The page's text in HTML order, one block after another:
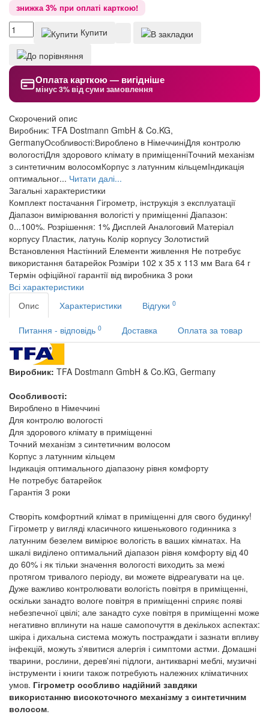
знижка 3% при оплаті карткою!
Купити
Оплата карткою — вигідніше
мінус 3% від суми замовлення
Скорочений опис
Виробник: TFA Dostmann GmbH & Co.KG,
GermanyОсобливості:Вироблено в НімеччиніДля контролю
вологостіДля здорового клімату в приміщенніТочний механізм
з синтетичним волосомКорпус з латунним кільцемІндикація
оптимальног... Читати далі...
Загальні характеристики
Комплект постачання Гігрометр, інструкція з експлуатації
Діапазон вимірювання вологісті у приміщенні Діапазон:
0...100%. Розрішення: 1% Дисплей Аналоговий Матеріал
корпусу Пластик, латунь Колір корпусу Золотистий
Встановлення Настінний Елементи живлення Не потребує
використання батарейок Розміри 102 x 35 x 113 мм Вага 64 г
Термін офіційної гарантії від виробника 3 роки
Всі характеристики
Опис
Характеристики Відгуки 0
Питання - відповідь 0 Доставка Оплата за товар
Виробник: TFA Dostmann GmbH & Co.KG, Germany
Особливості:
Вироблено в Німеччині
Для контролю вологості
Для здорового клімату в приміщенні
Точний механізм з синтетичним волосом
Корпус з латунним кільцем
Індикація оптимального діапазону рівня комфорту
Не потребує батарейок
Гарантія 3 роки
Створіть комфортний клімат в приміщенні для свого будинку!
Гігрометр у вигляді класичного кишенькового годинника з
латунним безелем вимірює вологість в ваших кімнатах. На
шкалі виділено оптимальний діапазон рівня комфорту від 40
до 60% і як тільки значення вологості виходить за межі
протягом тривалого періоду, ви можете відреагувати на це.
Дуже важливо контролювати вологість повітря в приміщенні,
оскільки занадто вологе повітря в приміщенні сприяє появі
небезпечної цвілі; але занадто сухе повітря в приміщенні може
негативно вплинути на наше самопочуття в декількох аспектах:
шкіра і дихальна система можуть постраждати і зазнати впливу
інфекцій, можуть з'явитися алергія і симптоми астми. Домашні
тварини, рослини, дерев'яні підлоги, антикварні меблі, музичні
інструменти і книги також потребують належних кліматичних
умов. Гігрометр особливо надійний завдяки
використанню високоточного механізму з синтетичним
волосом.